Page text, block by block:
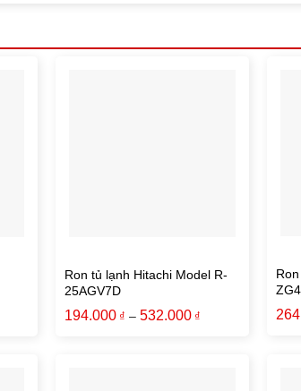
Ron tủ lạnh Hitachi Model R-
25AGV7D
194.000 ₫ – 532.000 ₫